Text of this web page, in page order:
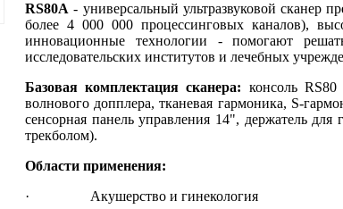
RS80A - универсальный ультразвуковой сканер
более 4 000 000 процессинговых каналов),
инновационные технологии - помогают
исследовательских институтов и лечебных
Базовая комплектация сканера: консоль RS80
волнового допплера, тканевая гармоника, S-
сенсорная панель управления 14", держатель для
трекболом).
Области применения:
· Акушерство и гинекология